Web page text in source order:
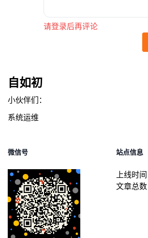
请登录后再评论
自如初
小伙伴们：
系统运维
微信号 站点信息
上线时间
文章总数